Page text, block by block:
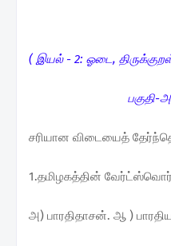
( இயல் - 2: ஓடை,
பகுதி-அ
சரியான விடையைத்
1.தமிழகத்தின்
அ) பாரதிதாசன். ஆ )